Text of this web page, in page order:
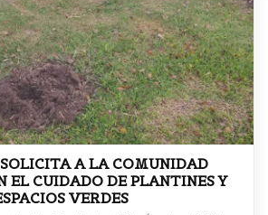
A LA COMUNIDAD
EL CUIDADO DE PLANTINES Y
VERDES